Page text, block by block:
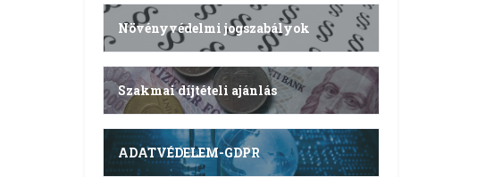
Növényvédelmi jogszabályok
Szakmai díjtételi ajánlás
ADATVÉDELEM-GDPR